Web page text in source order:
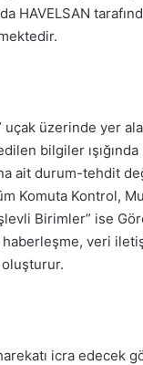
HAVELSAN
uçak üzerinde yer
bilgiler
ait durum-tehdit
Komuta Kontrol,
Birimler” ise
haberleşme, veri
icra edecek